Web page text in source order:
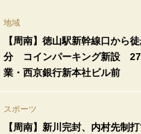
地域
【周南】徳山駅新幹線口から
分 コインパーキング新設 27
業・西京銀行新本社ビル前
スポーツ
【周南】新川完封、内村先制